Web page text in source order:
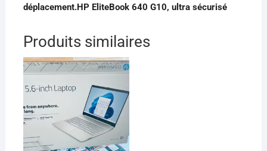
déplacement.HP EliteBook 640 G10, ultra sécurisé
Produits similaires